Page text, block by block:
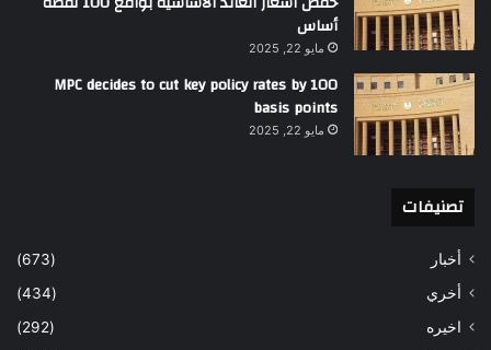
أساس
مايو 22, 2025
MPC decides to cut key policy rates by 100
basis points
مايو 22, 2025
تصنيفات
أخبار
(673)
أخري
(434)
اخيره
(292)